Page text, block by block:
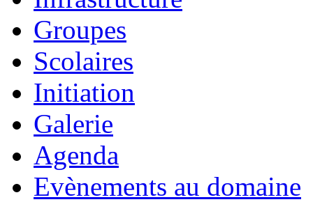
Groupes
Scolaires
Initiation
Galerie
Agenda
Evènements au domaine